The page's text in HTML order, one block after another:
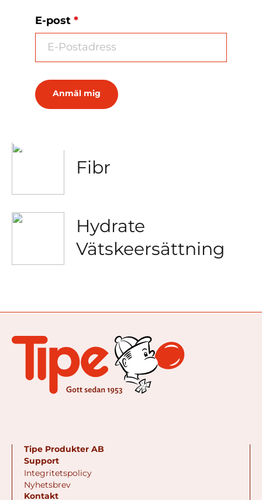
Dextrose
Energy bars
Fibr
Hydrate
Vätskeersättning
Tipe Produkter AB
Support
Integritetspolicy
Nyhetsbrev
Kontakt
E-post*